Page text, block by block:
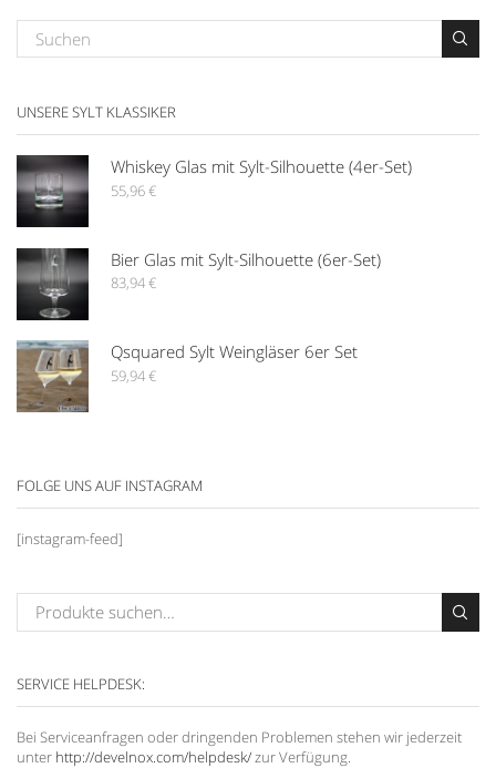
UNSERE SYLT KLASSIKER
Whiskey Glas mit Sylt-Silhouette (4er-Set)
55,96€
Bier Glas mit Sylt-Silhouette (6er-Set)
83,94€
Qsquared Sylt Weingläser 6er Set
59,94€
FOLGE UNS AUF INSTAGRAM
[instagram-feed]
SERVICE HELPDESK:
Bei Serviceanfragen oder dringenden Problemen stehen wir jederzeit
unter http://develnox.com/helpdesk/zur Verfügung.